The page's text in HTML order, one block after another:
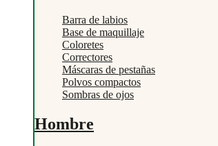
Barra de labios
Base de maquillaje
Coloretes
Correctores
Máscaras de pestañas
Polvos compactos
Sombras de ojos
Hombre